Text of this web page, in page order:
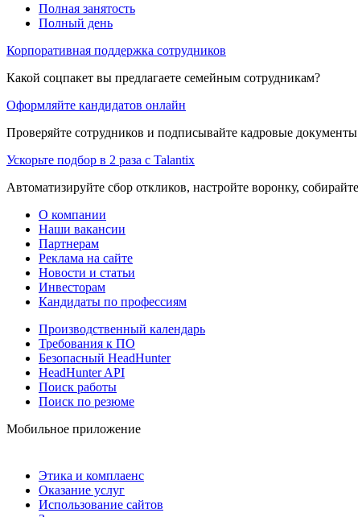
Полная занятость
Полный день
Корпоративная поддержка сотрудников
Какой соцпакет вы предлагаете семейным сотрудникам?
Оформляйте кандидатов онлайн
Проверяйте сотрудников и подписывайте кадровые
Ускорьте подбор в 2 раза с Talantix
Автоматизируйте сбор откликов, настройте воронку,
О компании
Наши вакансии
Партнерам
Реклама на сайте
Новости и статьи
Инвесторам
Кандидаты по профессиям
Производственный календарь
Требования к ПО
Безопасный HeadHunter
HeadHunter API
Поиск работы
Поиск по резюме
Мобильное приложение
Этика и комплаенс
Оказание услуг
Использование сайтов